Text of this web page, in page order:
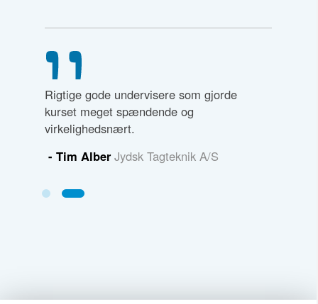
Rigtige gode undervisere som gjorde
kurset meget spændende og
virkelighedsnært.
- Tim AlberJydsk Tagteknik A/S